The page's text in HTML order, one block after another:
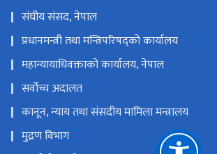
संघीय संसद, नेपाल
प्रधानमन्त्री तथा मन्त्रिपरिषद्को कार्यालय
महान्यायाधिवक्ताको कार्यालय, नेपाल
सर्वोच्च अदालत
कानून, न्याय तथा संसदीय मामिला मन्त्रालय
मुद्रण विभाग